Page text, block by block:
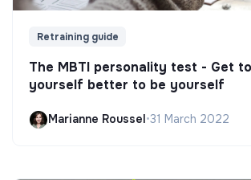
Retraining guide
The MBTI personality test - Get
yourself better to be yourself
Marianne Roussel•31 March 2022